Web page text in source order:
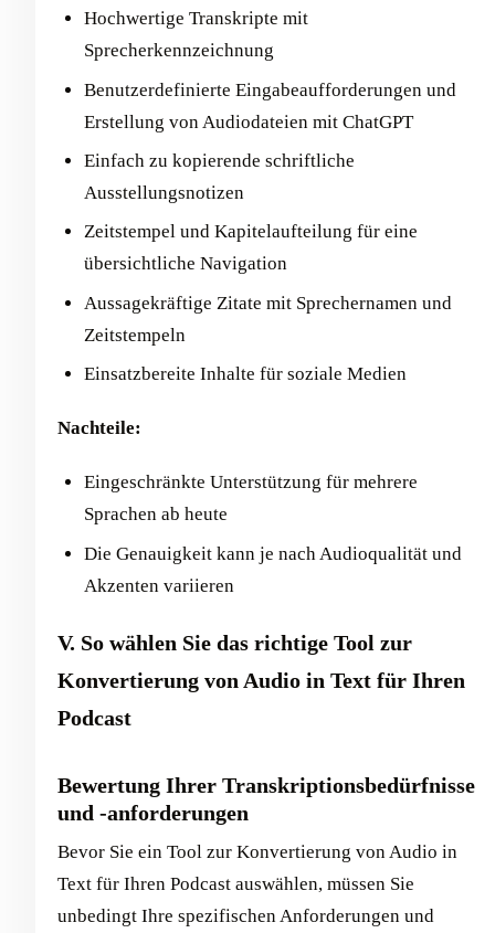
Hochwertige Transkripte mit
Sprecherkennzeichnung
Benutzerdefinierte Eingabeaufforderungen und
Erstellung von Audiodateien mit ChatGPT
Einfach zu kopierende schriftliche
Ausstellungsnotizen
Zeitstempel und Kapitelaufteilung für eine
übersichtliche Navigation
Aussagekräftige Zitate mit Sprechernamen und
Zeitstempeln
Einsatzbereite Inhalte für soziale Medien
Nachteile:
Eingeschränkte Unterstützung für mehrere
Sprachen ab heute
Die Genauigkeit kann je nach Audioqualität und
Akzenten variieren
V. So wählen Sie das richtige Tool zur
Konvertierung von Audio in Text für Ihren
Podcast
Bewertung Ihrer Transkriptionsbedürfnisse
und -anforderungen
Bevor Sie ein Tool zur Konvertierung von Audio in
Text für Ihren Podcast auswählen, müssen Sie
unbedingt Ihre spezifischen Anforderungen und